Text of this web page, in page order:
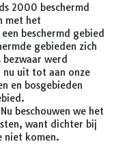
2000 beschermd
met het
beschermd gebied
gebieden zich
werd
uit tot aan onze
en bosgebieden
beschouwen we het
want dichter bij
niet komen.